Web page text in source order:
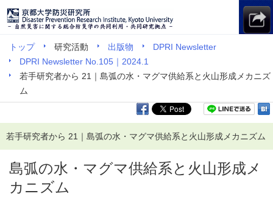
トップ 研究活動 出版物
DPRI Newsletter
DPRI Newsletter No.105｜2024.1
若手研究者から 21｜島弧の水・マグマ供給系と火山形成メカニズ
ム
若手研究者から 21｜島弧の水・マグマ供給系と火山形成メカニズム
島弧の水・マグマ供給系と火山形成メ
カニズム